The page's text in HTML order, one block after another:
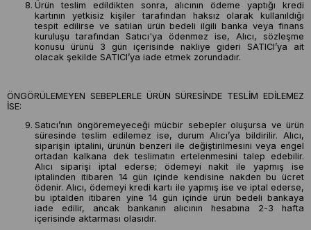
Ürün teslim edildikten sonra, alıcının ödeme yaptığı kredi
kartının yetkisiz kişiler tarafından haksız olarak kullanıldığı
tespit edilirse ve satılan ürün bedeli ilgili banka veya finans
kuruluşu tarafından Satıcı'ya ödenmez ise, Alıcı, sözleşme
konusu ürünü 3 gün içerisinde nakliye gideri SATICI’ya ait
olacak şekilde SATICI’ya iade etmek zorundadır.
ÖNGÖRÜLEMEYEN SEBEPLERLE ÜRÜN SÜRESİNDE TESLİM EDİLEMEZ
İSE:
Satıcı’nın öngöremeyeceği mücbir sebepler oluşursa ve ürün
süresinde teslim edilemez ise, durum Alıcı’ya bildirilir. Alıcı,
siparişin iptalini, ürünün benzeri ile değiştirilmesini veya engel
ortadan kalkana dek teslimatın ertelenmesini talep edebilir.
Alıcı siparişi iptal ederse; ödemeyi nakit ile yapmış ise
iptalinden itibaren 14 gün içinde kendisine nakden bu ücret
ödenir. Alıcı, ödemeyi kredi kartı ile yapmış ise ve iptal ederse,
bu iptalden itibaren yine 14 gün içinde ürün bedeli bankaya
iade edilir, ancak bankanın alıcının hesabına 2-3 hafta
içerisinde aktarması olasıdır.